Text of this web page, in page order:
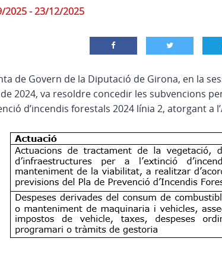
2025 - 23/12/2025
de Govern de la Diputació de Girona, en la
2024, va resoldre concedir les subvencions
d’incendis forestals 2024 línia 2, atorgant a